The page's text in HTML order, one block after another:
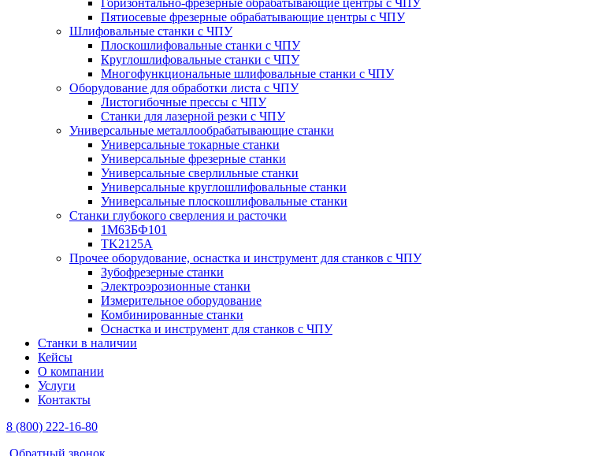
Горизонтально-фрезерные обрабатывающие центры с ЧПУ
Пятиосевые фрезерные обрабатывающие центры с ЧПУ
Шлифовальные станки с ЧПУ
Плоскошлифовальные станки с ЧПУ
Круглошлифовальные станки с ЧПУ
Многофункциональные шлифовальные станки с ЧПУ
Оборудование для обработки листа с ЧПУ
Листогибочные прессы с ЧПУ
Станки для лазерной резки с ЧПУ
Универсальные металлообрабатывающие станки
Универсальные токарные станки
Универсальные фрезерные станки
Универсальные сверлильные станки
Универсальные круглошлифовальные станки
Универсальные плоскошлифовальные станки
Станки глубокого сверления и расточки
1М63БФ101
TK2125A
Прочее оборудование, оснастка и инструмент для станков с ЧПУ
Зубофрезерные станки
Электроэрозионные станки
Измерительное оборудование
Комбинированные станки
Оснастка и инструмент для станков с ЧПУ
Станки в наличии
Кейсы
О компании
Услуги
Контакты
8 (800) 222-16-80
Обратный звонок